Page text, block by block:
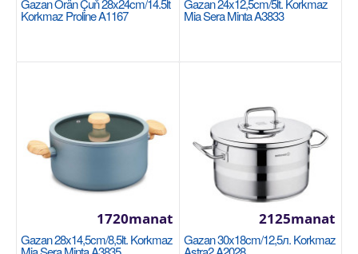
Halananlara goş
Gazan 18x11см/2.7lt Korkmaz Proline A2721
KORKMAZ
Gazan Örän Çuň 28x24cm/14.5lt
Korkmaz Proline A1167
Gazan 24x12,5cm/5lt. Korkmaz
Mia Sera Minta A3833
Gazan 28x14,5cm/8,5lt. Korkmaz
1720manat
Gazan 30x18cm/12,5л. Korkmaz
2125manat